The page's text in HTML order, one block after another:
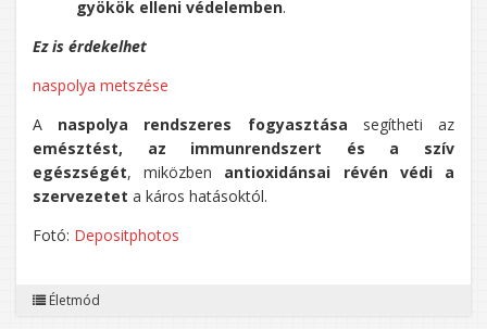
gyökök elleni védelemben.
Ez is érdekelhet
naspolya metszése
A naspolya rendszeres fogyasztása segítheti az
emésztést, az immunrendszert és a szív
egészségét, miközben antioxidánsai révén védi a
szervezetet a káros hatásoktól.
Fotó: Depositphotos
Életmód